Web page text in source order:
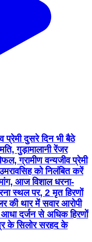
प्रेमी दुसरे दिन भी बैठे
गुड़ामालानी रेंजर
ग्रामीण वन्यजीव प्रेमी
को निलंबित करें
आज विशाल धरना-
स्थल पर, 2 मृत हिरणों
की थार में सवार आरोपी
दर्जन से अधिक हिरणों
के सिलोर सरहद के